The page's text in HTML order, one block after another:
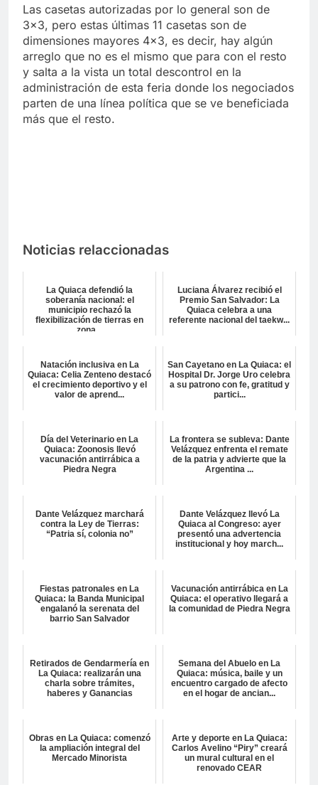
Las casetas autorizadas por lo general son de
3×3, pero estas últimas 11 casetas son de
dimensiones mayores 4×3, es decir, hay algún
arreglo que no es el mismo que para con el resto
y salta a la vista un total descontrol en la
administración de esta feria donde los negociados
parten de una línea política que se ve beneficiada
más que el resto.
Noticias relaccionadas
La Quiaca defendió la
soberanía nacional: el
municipio rechazó la
flexibilización de tierras en
zona...
Luciana Álvarez recibió el
Premio San Salvador: La
Quiaca celebra a una
referente nacional del taekw...
Natación inclusiva en La
Quiaca: Celia Zenteno destacó
el crecimiento deportivo y el
valor de aprend...
San Cayetano en La Quiaca: el
Hospital Dr. Jorge Uro celebra
a su patrono con fe, gratitud y
partici...
Día del Veterinario en La
Quiaca: Zoonosis llevó
vacunación antirrábica a
Piedra Negra
La frontera se subleva: Dante
Velázquez enfrenta el remate
de la patria y advierte que la
Argentina ...
Dante Velázquez marchará
contra la Ley de Tierras:
“Patria sí, colonia no”
Dante Velázquez llevó La
Quiaca al Congreso: ayer
presentó una advertencia
institucional y hoy march...
Fiestas patronales en La
Quiaca: la Banda Municipal
engalanó la serenata del
barrio San Salvador
Vacunación antirrábica en La
Quiaca: el operativo llegará a
la comunidad de Piedra Negra
Retirados de Gendarmería en
La Quiaca: realizarán una
charla sobre trámites,
haberes y Ganancias
Semana del Abuelo en La
Quiaca: música, baile y un
encuentro cargado de afecto
en el hogar de ancian...
Obras en La Quiaca: comenzó
la ampliación integral del
Mercado Minorista
Arte y deporte en La Quiaca:
Carlos Avelino “Piry” creará
un mural cultural en el
renovado CEAR